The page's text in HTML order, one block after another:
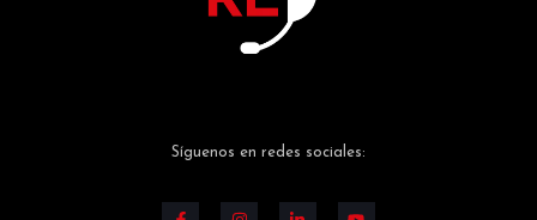
Síguenos en redes sociales: